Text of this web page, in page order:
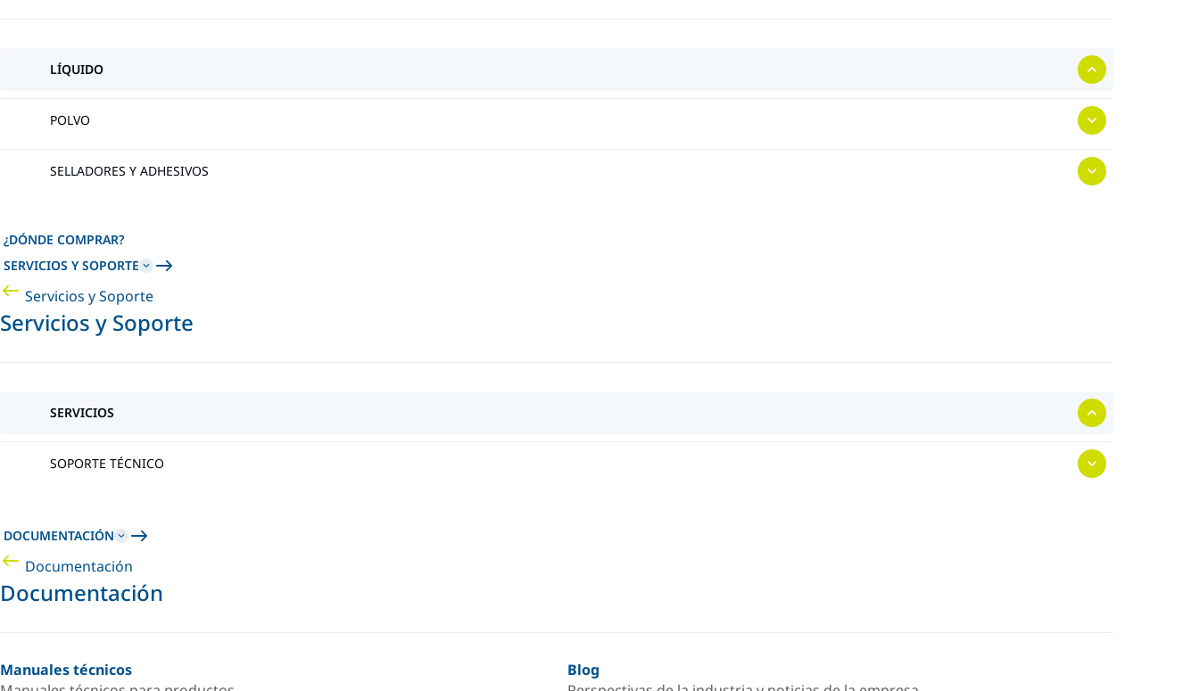
LÍQUIDO
POLVO
SELLADORES Y ADHESIVOS
¿DÓNDE COMPRAR?
SERVICIOS Y SOPORTE
Servicios y Soporte
Servicios y Soporte
SERVICIOS
SOPORTE TÉCNICO
DOCUMENTACIÓN
Documentación
Documentación
Manuales técnicos
Blog